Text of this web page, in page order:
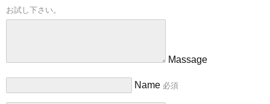
お試し下さい。
Massage
Name 必須